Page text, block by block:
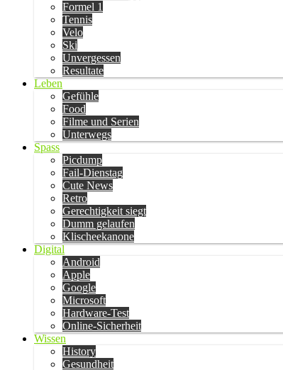
Formel 1
Tennis
Velo
Ski
Unvergessen
Resultate
Leben
Gefühle
Food
Filme und Serien
Unterwegs
Spass
Picdump
Fail-Dienstag
Cute News
Retro
Gerechtigkeit siegt
Dumm gelaufen
Klischeekanone
Digital
Android
Apple
Google
Microsoft
Hardware-Test
Online-Sicherheit
Wissen
History
Gesundheit